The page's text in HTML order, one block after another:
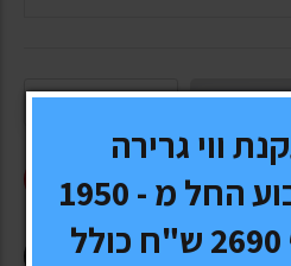
לעגלה
עכשיו
ווי גרירה
לרכבים ! וו קבוע החל מ - 1950
ש"ח וו נשלף 2690 ש"ח כולל